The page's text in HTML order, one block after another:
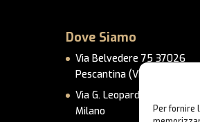
Per fornire
Dove Siamo
Via Belvedere 75 37026
Pescantina (VR)
Via G. Leopardi 14 – 20123
Milano